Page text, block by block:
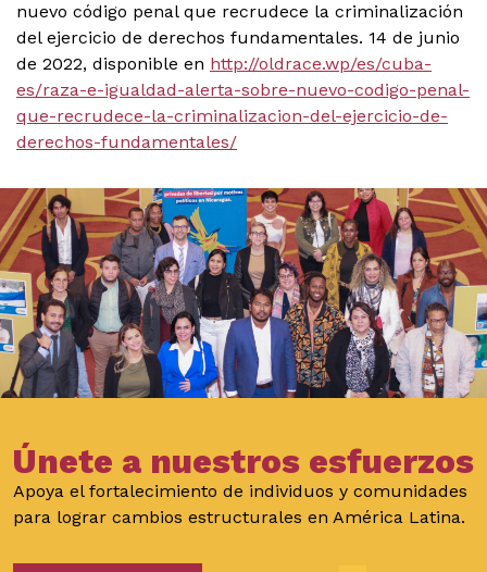
nuevo código penal que recrudece la criminalización
del ejercicio de derechos fundamentales. 14 de junio
de 2022, disponible en http://oldrace.wp/es/cuba-
es/raza-e-igualdad-alerta-sobre-nuevo-codigo-penal-
que-recrudece-la-criminalizacion-del-ejercicio-de-
derechos-fundamentales/
Únete a nuestros esfuerzos
Apoya el fortalecimiento de individuos y comunidades
para lograr cambios estructurales en América Latina.